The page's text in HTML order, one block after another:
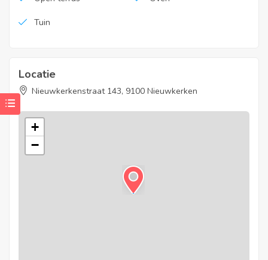
Tuin
Locatie
Nieuwkerkenstraat 143, 9100 Nieuwkerken
+
−